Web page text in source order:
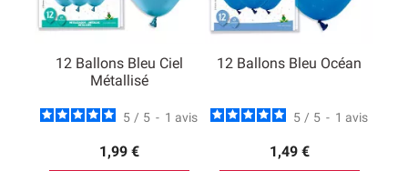
12 Ballons Bleu Ciel
Métallisé
5 / 5 - 1 avis
1,99 €
12 Ballons Bleu Océan
5 / 5 - 1 avis
1,49 €